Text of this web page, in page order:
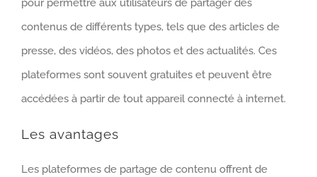
pour permettre aux utilisateurs de partager des
contenus de différents types, tels que des articles de
presse, des vidéos, des photos et des actualités. Ces
plateformes sont souvent gratuites et peuvent être
accédées à partir de tout appareil connecté à internet.
Les avantages
Les plateformes de partage de contenu offrent de